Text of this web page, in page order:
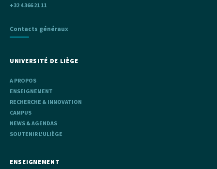
+32 4 366 21 11
Contacts généraux
UNIVERSITÉ DE LIÈGE
A PROPOS
ENSEIGNEMENT
RECHERCHE & INNOVATION
CAMPUS
NEWS & AGENDAS
SOUTENIR L'ULIÈGE
ENSEIGNEMENT